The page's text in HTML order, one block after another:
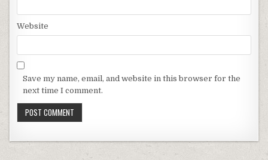
Website
Save my name, email, and website in this browser for the
next time I comment.